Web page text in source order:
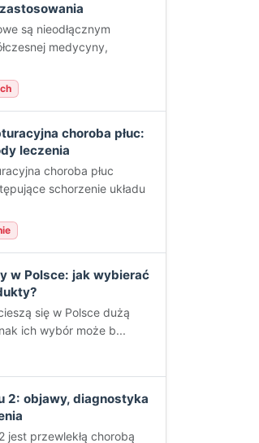
są nieodłącznym
medycyny,
choroba płuc:
leczenia
choroba płuc
schorzenie układu
w Polsce: jak wybierać
się w Polsce dużą
ich wybór może b...
2: objawy, diagnostyka
jest przewlekłą chorobą